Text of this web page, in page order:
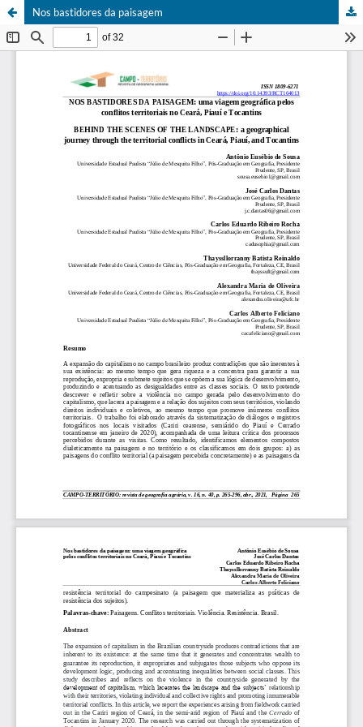
Nos bastidores da paisagem